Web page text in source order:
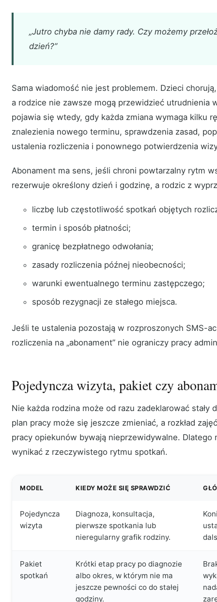
„Jutro chyba nie damy rady. Czy możemy
dzień?”
Sama wiadomość nie jest problemem. Dzieci
a rodzice nie zawsze mogą przewidzieć utrudnienia
pojawia się wtedy, gdy każda zmiana wymaga kilku
znalezienia nowego terminu, sprawdzenia zasad,
ustalenia rozliczenia i ponownego potwierdzenia
Abonament ma sens, jeśli chroni powtarzalny rytm
rezerwuje określony dzień i godzinę, a rodzic z
liczbę lub częstotliwość spotkań objętych
termin i sposób płatności;
granicę bezpłatnego odwołania;
zasady rozliczenia późnej nieobecności;
warunki ewentualnego terminu zastępczego;
sposób rezygnacji ze stałego miejsca.
Jeśli te ustalenia pozostają w rozproszonych SMS-
rozliczenia na „abonament” nie ograniczy pracy
Pojedyncza wizyta, pakiet czy
Nie każda rodzina może od razu zadeklarować stały
plan pracy może się jeszcze zmieniać, a rozkład
pracy opiekunów bywają nieprzewidywalne. Dlatego
wynikać z rzeczywistego rytmu spotkań.
MODEL KIEDY MOŻE SIĘ SPRAWDZIĆ
Pojedyncza
wizyta
Diagnoza, konsultacja,
pierwsze spotkania lub
nieregularny grafik rodziny.
Pakiet
spotkań
Krótki etap pracy po diagnozie
albo okres, w którym nie ma
jeszcze pewności co do stałej
godziny.